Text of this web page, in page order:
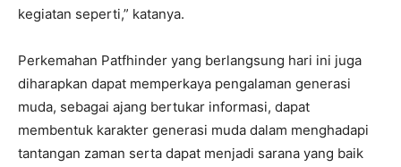
kegiatan seperti,” katanya.
Perkemahan Patfhinder yang berlangsung hari ini juga
diharapkan dapat memperkaya pengalaman generasi
muda, sebagai ajang bertukar informasi, dapat
membentuk karakter generasi muda dalam menghadapi
tantangan zaman serta dapat menjadi sarana yang baik